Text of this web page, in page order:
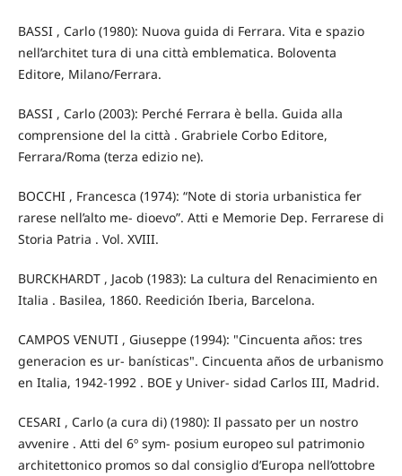
BASSI , Carlo (1980): Nuova guida di Ferrara. Vita e spazio
nell’architet tura di una città emblematica. Boloventa
Editore, Milano/Ferrara.
BASSI , Carlo (2003): Perché Ferrara è bella. Guida alla
comprensione del la città . Grabriele Corbo Editore,
Ferrara/Roma (terza edizio ne).
BOCCHI , Francesca (1974): “Note di storia urbanistica fer
rarese nell’alto me- dioevo”. Atti e Memorie Dep. Ferrarese di
Storia Patria . Vol. XVIII.
BURCKHARDT , Jacob (1983): La cultura del Renacimiento en
Italia . Basilea, 1860. Reedición Iberia, Barcelona.
CAMPOS VENUTI , Giuseppe (1994): "Cincuenta años: tres
generacion es ur- banísticas". Cincuenta años de urbanismo
en Italia, 1942-1992 . BOE y Univer- sidad Carlos III, Madrid.
CESARI , Carlo (a cura di) (1980): Il passato per un nostro
avvenire . Atti del 6º sym- posium europeo sul patrimonio
architettonico promos so dal consiglio d’Europa nell’ottobre